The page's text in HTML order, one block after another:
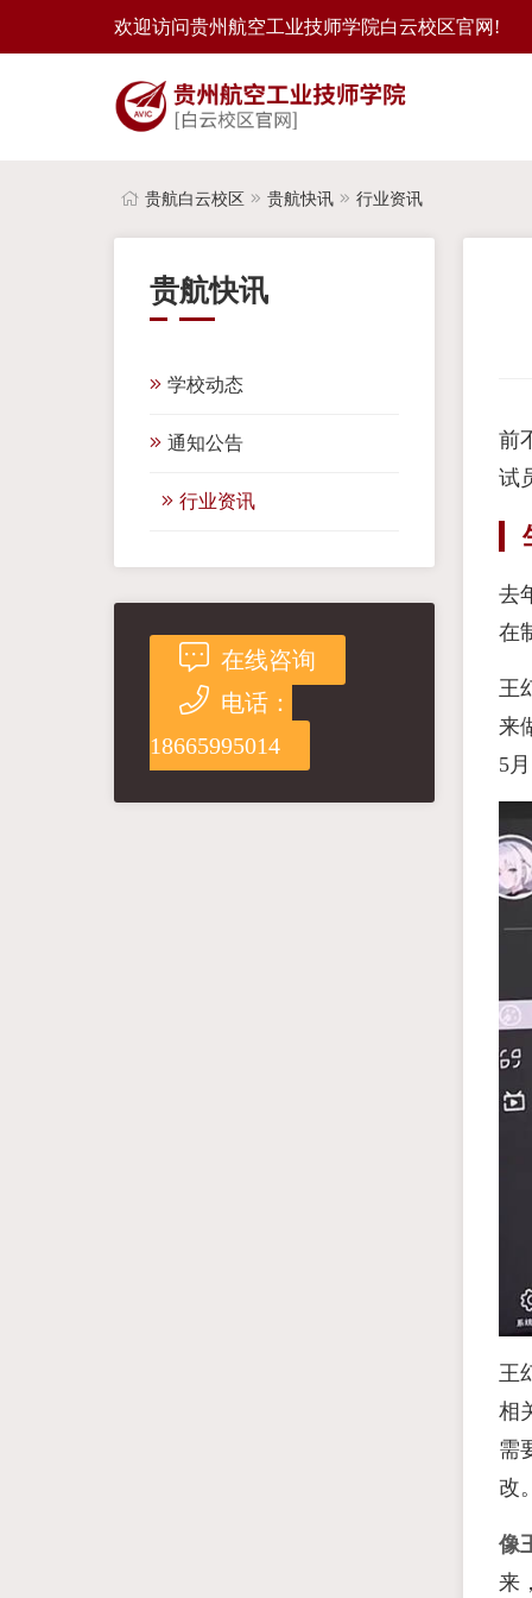
欢迎访问贵州航空工业技师学院白云校区官网!
贵航白云校区 贵航快讯 行业资讯
贵航快讯
学校动态
通知公告
行业资讯
在线咨询
电话：
18665995014
前
试
去
在
王
来
5
王
相
需
改
像
来